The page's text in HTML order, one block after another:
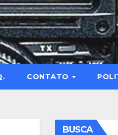
CONTATO
BUSCA